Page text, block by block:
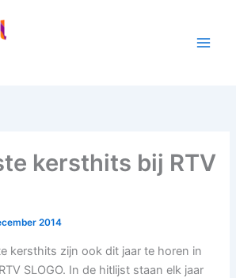
kersthits bij RTV
2014
kersthits zijn ook dit jaar te horen in
SLOGO. In de hitlijst staan elk jaar